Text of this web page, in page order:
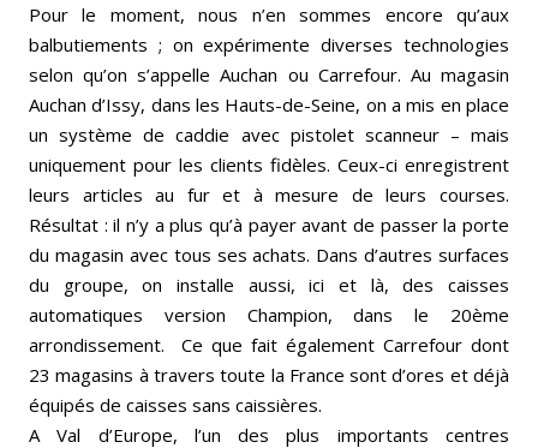
Pour le moment, nous n’en sommes encore qu’aux
balbutiements ; on expérimente diverses technologies
selon qu’on s’appelle Auchan ou Carrefour. Au magasin
Auchan d’Issy, dans les Hauts-de-Seine, on a mis en place
un système de caddie avec pistolet scanneur – mais
uniquement pour les clients fidèles. Ceux-ci enregistrent
leurs articles au fur et à mesure de leurs courses.
Résultat : il n’y a plus qu’à payer avant de passer la porte
du magasin avec tous ses achats. Dans d’autres surfaces
du groupe, on installe aussi, ici et là, des caisses
automatiques version Champion, dans le 20ème
arrondissement. Ce que fait également Carrefour dont
23 magasins à travers toute la France sont d’ores et déjà
équipés de caisses sans caissières.
A Val d’Europe, l’un des plus importants centres